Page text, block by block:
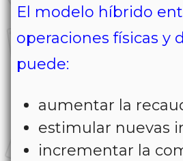
El modelo híbrido
operaciones físicas y
puede:
aumentar la
estimular nuevas
incrementar la